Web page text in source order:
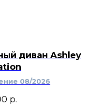
диван Ashley
08/2026
р.